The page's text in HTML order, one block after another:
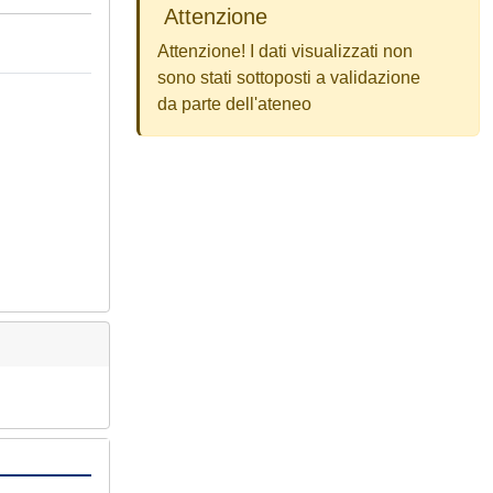
Attenzione
Attenzione! I dati visualizzati non
sono stati sottoposti a validazione
da parte dell'ateneo